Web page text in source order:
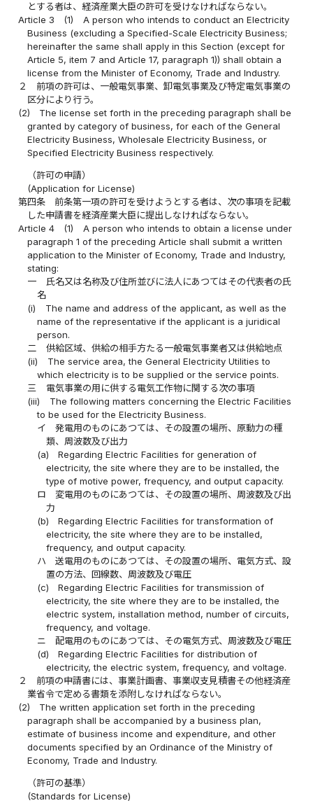
とする者は、経済産業大臣の許可を受けなければならない。
Article 3
(1)
A person who intends to conduct an Electricity
Business (excluding a Specified-Scale Electricity Business;
hereinafter the same shall apply in this Section (except for
Article 5, item 7 and Article 17, paragraph 1)) shall obtain a
license from the Minister of Economy, Trade and Industry.
２
前項の許可は、一般電気事業、卸電気事業及び特定電気事業の
区分により行う。
(2)
The license set forth in the preceding paragraph shall be
granted by category of business, for each of the General
Electricity Business, Wholesale Electricity Business, or
Specified Electricity Business respectively.
（許可の申請）
(Application for License)
第四条
前条第一項の許可を受けようとする者は、次の事項を記載
した申請書を経済産業大臣に提出しなければならない。
Article 4
(1)
A person who intends to obtain a license under
paragraph 1 of the preceding Article shall submit a written
application to the Minister of Economy, Trade and Industry,
stating:
一
氏名又は名称及び住所並びに法人にあつてはその代表者の氏
名
(i)
The name and address of the applicant, as well as the
name of the representative if the applicant is a juridical
person.
二
供給区域、供給の相手方たる一般電気事業者又は供給地点
(ii)
The service area, the General Electricity Utilities to
which electricity is to be supplied or the service points.
三
電気事業の用に供する電気工作物に関する次の事項
(iii)
The following matters concerning the Electric Facilities
to be used for the Electricity Business.
イ
発電用のものにあつては、その設置の場所、原動力の種
類、周波数及び出力
(a)
Regarding Electric Facilities for generation of
electricity, the site where they are to be installed, the
type of motive power, frequency, and output capacity.
ロ
変電用のものにあつては、その設置の場所、周波数及び出
力
(b)
Regarding Electric Facilities for transformation of
electricity, the site where they are to be installed,
frequency, and output capacity.
ハ
送電用のものにあつては、その設置の場所、電気方式、設
置の方法、回線数、周波数及び電圧
(c)
Regarding Electric Facilities for transmission of
electricity, the site where they are to be installed, the
electric system, installation method, number of circuits,
frequency, and voltage.
ニ
配電用のものにあつては、その電気方式、周波数及び電圧
(d)
Regarding Electric Facilities for distribution of
electricity, the electric system, frequency, and voltage.
２
前項の申請書には、事業計画書、事業収支見積書その他経済産
業省令で定める書類を添附しなければならない。
(2)
The written application set forth in the preceding
paragraph shall be accompanied by a business plan,
estimate of business income and expenditure, and other
documents specified by an Ordinance of the Ministry of
Economy, Trade and Industry.
（許可の基準）
(Standards for License)